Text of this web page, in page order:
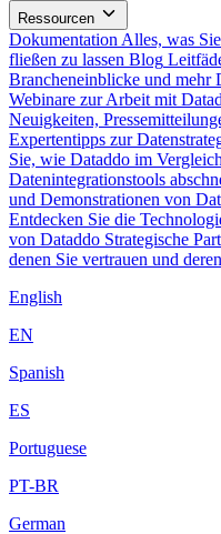
Ressourcen
Dokumentation Alles, was
fließen zu lassen Blog
Brancheneinblicke und mehr
Webinare zur Arbeit mit
Neuigkeiten,
Expertentipps zur
Sie, wie Dataddo im
Datenintegrationstools
und Demonstrationen von
Entdecken Sie die
von Dataddo Strategische
denen Sie vertrauen und
English
EN
Spanish
ES
Portuguese
PT-BR
German